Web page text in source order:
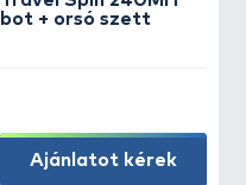
bot + orsó szett
Ajánlatot kérek